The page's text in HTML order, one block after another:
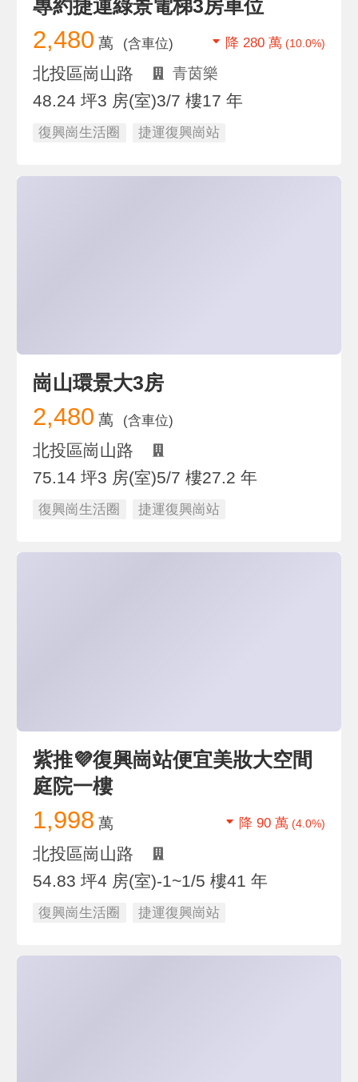
專約捷運綠景電梯3房車位
2,480 萬 (含車位) 降 280 萬 (10.0%)
北投區崗山路 青茵樂
48.24 坪3 房(室)3/7 樓17 年
復興崗生活圈 捷運復興崗站
崗山環景大3房
2,480 萬 (含車位)
北投區崗山路
75.14 坪3 房(室)5/7 樓27.2 年
復興崗生活圈 捷運復興崗站
紫推💜復興崗站便宜美妝大空間
庭院一樓
1,998 萬 降 90 萬 (4.0%)
北投區崗山路
54.83 坪4 房(室)-1~1/5 樓41 年
復興崗生活圈 捷運復興崗站